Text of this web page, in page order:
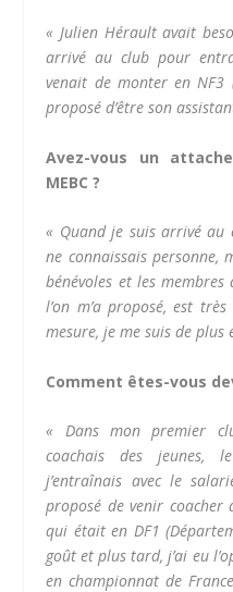
« Julien Hérault avait
arrivé au club pour
venait de monter en NF3
proposé d’être son
Avez-vous un
MEBC ?
« Quand je suis arrivé
ne connaissais personne,
bénévoles et les
l’on m’a proposé, est
mesure, je me suis de plus
Comment êtes-vous
« Dans mon premier
coachais des jeunes,
j’entraînais avec le
proposé de venir coacher
qui était en DF1
goût et plus tard, j’ai eu
en championnat de